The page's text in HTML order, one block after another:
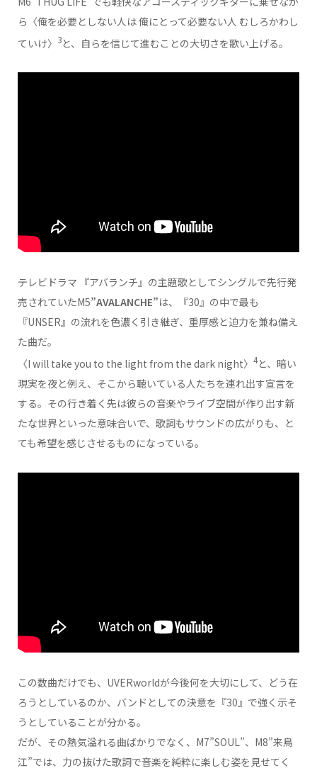
ら〈俺を必要としない人は 俺にとって必要ない人 むしろかわし
ていけ〉 3と、自らを信じて進むことの大切さを歌い上げる。
テレビドラマ 『アバランチ』の主題歌としてシングルで先行発
売されていたM5”AVALANCHE”は、『30』の中で最も
『UNSER』の流れを色濃く引き継ぎ、重厚感と迫力を兼ね備え
た曲だ。
〈I will take you to the light from the dark night〉 4と、暗い
現実を夜と例え、そこから聴いている人たちを連れ出す宣言を
する。その行き着く先は彼らの音楽やライブ空間が作り出す新
たな世界といった意味合いで、歌詞もサウンドの広がりも、と
ても希望を感じさせるものになっている。
この数曲だけでも、UVERworldが今後何を大切にして、どう在
ろうとしているのか、バンドとしての決意を『30』で強く示そ
うとしていることが分かる。
だが、その熱気溢れる曲ばかりでなく、M7”SOUL”、M8”来鳥
江”では、力の抜けた歌詞で音楽を純粋に楽しむ姿を見せてく